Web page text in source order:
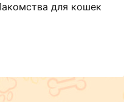
для кошек